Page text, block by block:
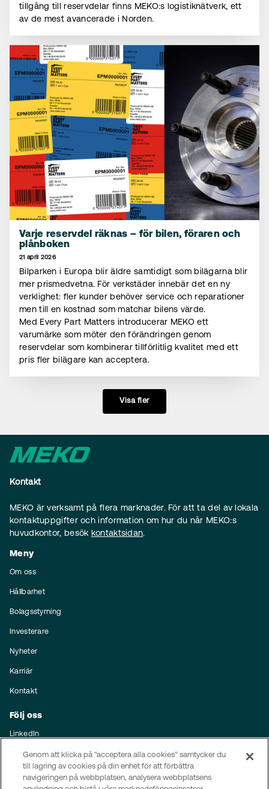
tillgång till reservdelar finns MEKO:s logistiknätverk, ett
av de mest avancerade i Norden.
Varje reservdel räknas – för bilen, föraren och
plånboken
21 april 2026
Bilparken i Europa blir äldre samtidigt som bilägarna blir
mer prismedvetna. För verkstäder innebär det en ny
verklighet: fler kunder behöver service och reparationer
men till en kostnad som matchar bilens värde.
Med Every Part Matters introducerar MEKO ett
varumärke som möter den förändringen genom
reservdelar som kombinerar tillförlitlig kvalitet med ett
pris fler bilägare kan acceptera.
Visa fler
Kontakt
MEKO är verksamt på flera marknader. För att ta del av lokala
kontaktuppgifter och information om hur du når MEKO:s
huvudkontor, besök kontaktsidan.
Meny
Om oss
Hållbarhet
Bolagsstyrning
Investerare
Nyheter
Karriär
Kontakt
Följ oss
LinkedIn
Prenumerera på nyheter
Integritet
Genom att klicka på "acceptera alla cookies" samtycker du
till lagring av cookies på din enhet för att förbättra
navigeringen på webbplatsen, analysera webbplatsens